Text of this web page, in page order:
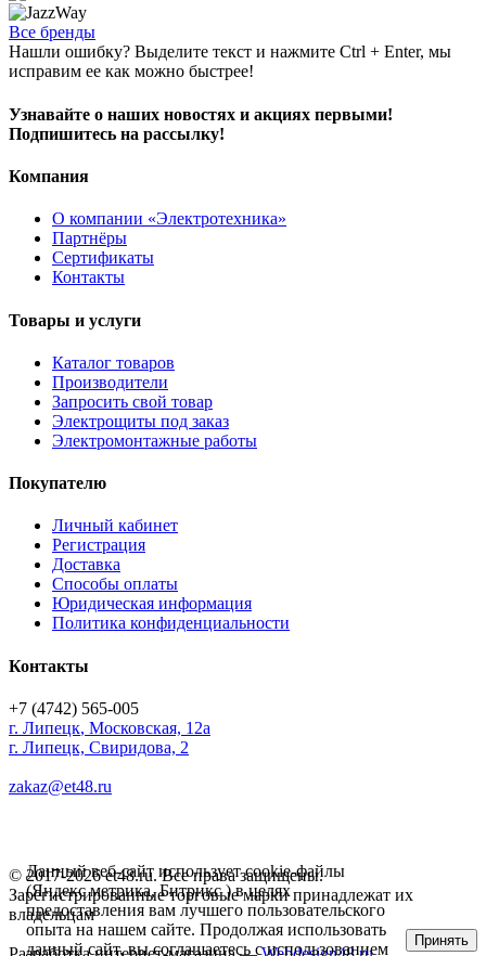
Все бренды
Нашли ошибку? Выделите текст и нажмите Ctrl + Enter, мы
исправим ее как можно быстрее!
Узнавайте о наших новостях и акциях первыми!
Подпишитесь на рассылку!
Компания
О компании «Электротехника»
Партнёры
Сертификаты
Контакты
Товары и услуги
Каталог товаров
Производители
Запросить свой товар
Электрощиты под заказ
Электромонтажные работы
Покупателю
Личный кабинет
Регистрация
Доставка
Способы оплаты
Юридическая информация
Политика конфиденциальности
Контакты
+7 (4742) 565-005
г. Липецк, Московская, 12а
г. Липецк, Свиридова, 2
zakaz@et48.ru
© 2017-2026 et48.ru. Все права защищены.
Зарегистрированные торговые марки принадлежат их
владельцам
Данный веб-сайт использует cookie-файлы
(Яндекс метрика, Битрикс ) в целях
предоставления вам лучшего пользовательского
опыта на нашем сайте. Продолжая использовать
данный сайт, вы соглашаетесь с использованием
Принять